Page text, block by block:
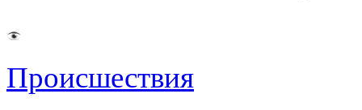
Происшествия